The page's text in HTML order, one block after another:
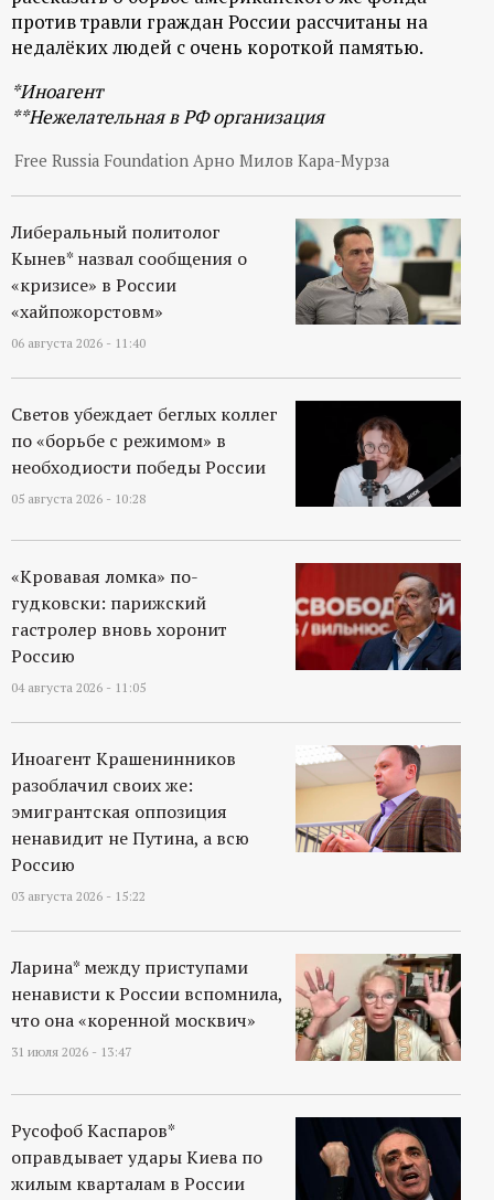
против травли граждан России рассчитаны на
недалёких людей с очень короткой памятью.
*Иноагент
**Нежелательная в РФ организация
Free Russia Foundation Арно Милов Кара-Мурза
Либеральный политолог
Кынев* назвал сообщения о
«кризисе» в России
«хайпожорстовм»
06 августа 2026 - 11:40
Светов убеждает беглых коллег
по «борьбе с режимом» в
необходиости победы России
05 августа 2026 - 10:28
«Кровавая ломка» по-
гудковски: парижский
гастролер вновь хоронит
Россию
04 августа 2026 - 11:05
Иноагент Крашенинников
разоблачил своих же:
эмигрантская оппозиция
ненавидит не Путина, а всю
Россию
03 августа 2026 - 15:22
Ларина* между приступами
ненависти к России вспомнила,
что она «коренной москвич»
31 июля 2026 - 13:47
Русофоб Каспаров*
оправдывает удары Киева по
жилым кварталам в России